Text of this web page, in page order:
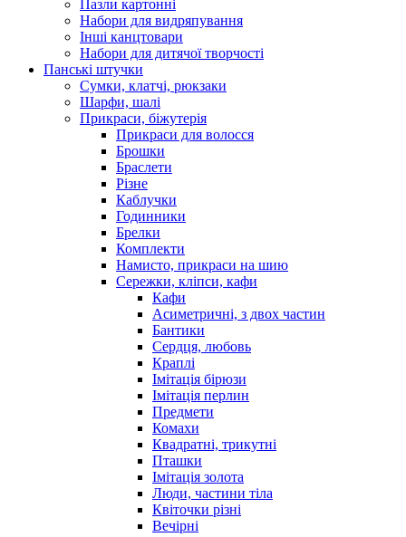
Пазли картонні
Набори для видряпування
Інші канцтовари
Набори для дитячої творчості
Панські штучки
Сумки, клатчі, рюкзаки
Шарфи, шалі
Прикраси, біжутерія
Прикраси для волосся
Брошки
Браслети
Різне
Каблучки
Годинники
Брелки
Комплекти
Намисто, прикраси на шию
Сережки, кліпси, кафи
Кафи
Асиметричні, з двох частин
Бантики
Сердця, любовь
Краплі
Імітація бірюзи
Імітація перлин
Предмети
Комахи
Квадратні, трикутні
Пташки
Імітація золота
Люди, частини тіла
Квіточки різні
Вечірні